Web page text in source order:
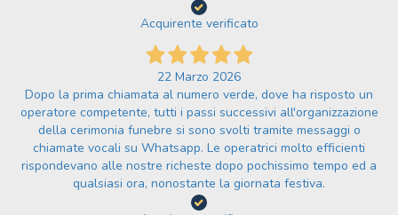
Acquirente verificato
22 Marzo 2026
Dopo la prima chiamata al numero verde, dove ha risposto un
operatore competente, tutti i passi successivi all'organizzazione
della cerimonia funebre si sono svolti tramite messaggi o
chiamate vocali su Whatsapp. Le operatrici molto efficienti
rispondevano alle nostre richeste dopo pochissimo tempo ed a
qualsiasi ora, nonostante la giornata festiva.